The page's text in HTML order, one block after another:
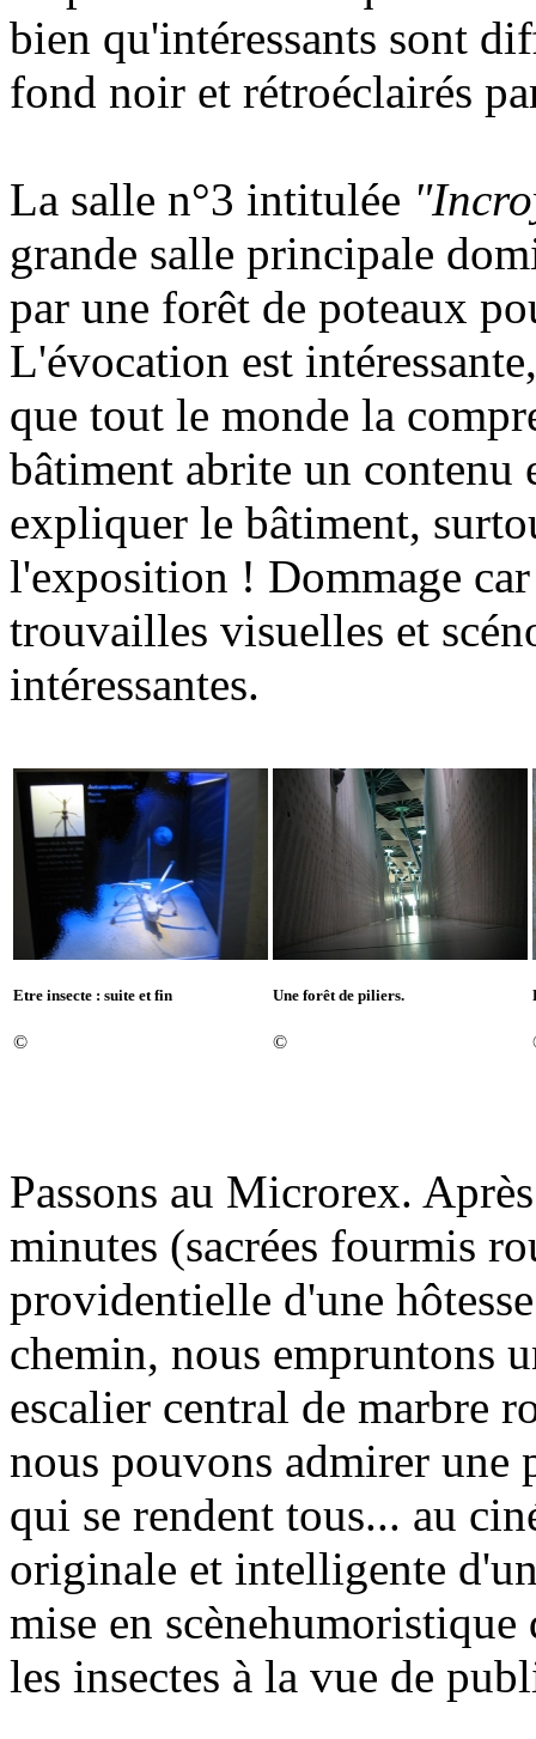
bien qu'intéressants sont
fond noir et rétroéclairés
La salle n°3 intitulée
grande salle principale
par une forêt de poteaux
L'évocation est
que tout le monde la
bâtiment abrite un
expliquer le bâtiment,
l'exposition ! Dommage
trouvailles visuelles et
intéressantes.
Etre insecte : suite et fin
©
Une forêt de piliers.
©
Passons au Microrex.
minutes (sacrées fourmis
providentielle d'une
chemin, nous empruntons
escalier central de marbre
nous pouvons admirer une
qui se rendent tous... au
originale et intelligente
mise en scènehumoristique
les insectes à la vue de